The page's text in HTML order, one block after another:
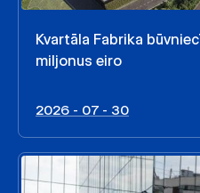
Kvartāla Fabrika
miljonus eiro
2026 - 07 - 30